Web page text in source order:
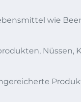
wie
Nüssen,